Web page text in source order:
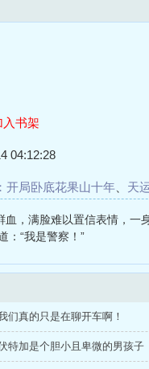
入书架
04:12:28
开局卧底花果山十年 天
，满脸难以置信表情，一
：“我是警察！”
们真的只是在聊开车啊！
特加是个胆小且卑微的男孩子